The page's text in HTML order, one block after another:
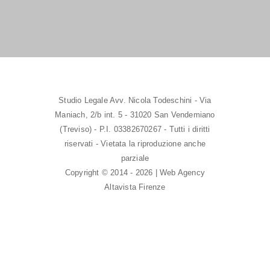
Studio Legale Avv. Nicola Todeschini - Via
Maniach, 2/b int. 5 - 31020 San Vendemiano
(Treviso) - P.I. 03382670267 - Tutti i diritti
riservati - Vietata la riproduzione anche
parziale
Copyright © 2014 - 2026 | Web Agency
Altavista Firenze